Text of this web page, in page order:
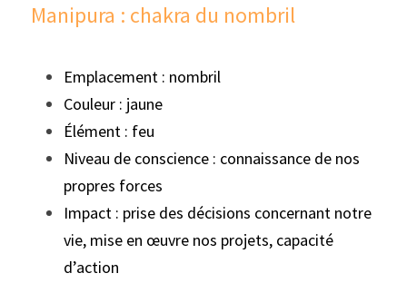
Manipura : chakra du nombril
Emplacement : nombril
Couleur : jaune
Élément : feu
Niveau de conscience : connaissance de nos
propres forces
Impact : prise des décisions concernant notre
vie, mise en œuvre nos projets, capacité
d’action